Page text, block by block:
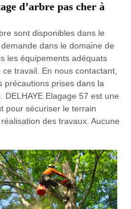
d’arbre pas cher à
sont disponibles dans le
dans le domaine de
les équipements adéquats
travail. En nous contactant,
précautions prises dans la
DELHAYE Elagage 57 est une
pour sécuriser le terrain
des travaux. Aucune